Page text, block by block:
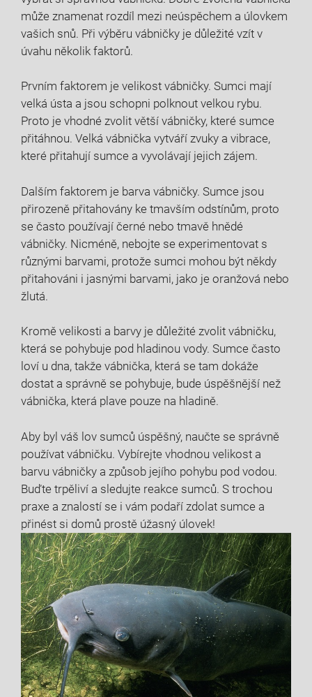
může znamenat rozdíl mezi neúspěchem a úlovkem
vašich snů. Při výběru vábničky je důležité vzít v
úvahu několik faktorů.
Prvním faktorem je velikost vábničky. Sumci mají
velká ústa a jsou schopni polknout velkou rybu.
Proto je vhodné zvolit větší vábničky, které sumce
přitáhnou. Velká vábnička vytváří zvuky a vibrace,
které přitahují sumce a vyvolávají jejich zájem.
Dalším faktorem je barva vábničky. Sumce jsou
přirozeně přitahovány ke tmavším odstínům, proto
se často používají černé nebo tmavě hnědé
vábničky. Nicméně, nebojte se experimentovat s
různými barvami, protože sumci mohou být někdy
přitahováni i jasnými barvami, jako je oranžová nebo
žlutá.
Kromě velikosti a barvy je důležité zvolit vábničku,
která se pohybuje pod hladinou vody. Sumce často
loví u dna, takže vábnička, která se tam dokáže
dostat a správně se pohybuje, bude úspěšnější než
vábnička, která plave pouze na hladině.
Aby byl váš lov sumců úspěšný, naučte se správně
používat vábničku. Vybírejte vhodnou velikost a
barvu vábničky a způsob jejího pohybu pod vodou.
Buďte trpěliví a sledujte reakce sumců. S trochou
praxe a znalostí se i vám podaří zdolat sumce a
přinést si domů prostě úžasný úlovek!